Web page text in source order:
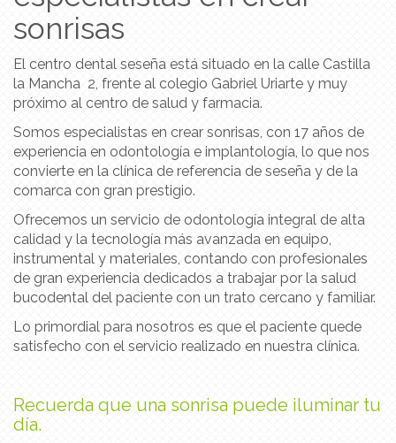
sonrisas
El centro dental seseña está situado en la calle Castilla
la Mancha 2, frente al colegio Gabriel Uriarte y muy
próximo al centro de salud y farmacia.
Somos especialistas en crear sonrisas, con 17 años de
experiencia en odontología e implantología, lo que nos
convierte en la clínica de referencia de seseña y de la
comarca con gran prestigio.
Ofrecemos un servicio de odontología integral de alta
calidad y la tecnología más avanzada en equipo,
instrumental y materiales, contando con profesionales
de gran experiencia dedicados a trabajar por la salud
bucodental del paciente con un trato cercano y familiar.
Lo primordial para nosotros es que el paciente quede
satisfecho con el servicio realizado en nuestra clínica.
Recuerda que una sonrisa puede iluminar tu
día.